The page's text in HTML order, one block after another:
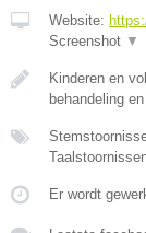
Website:
Screenshot ▼
Kinderen en
behandeling en
Er wordt